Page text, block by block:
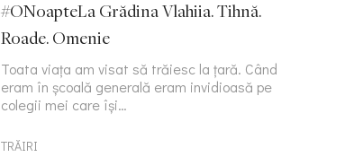
#ONoapteLa Grădina Vlahiia. Tihnă.
Roade. Omenie
Toata viața am visat să trăiesc la țară. Când
eram în școală generală eram invidioasă pe
colegii mei care își…
TRĂIRI